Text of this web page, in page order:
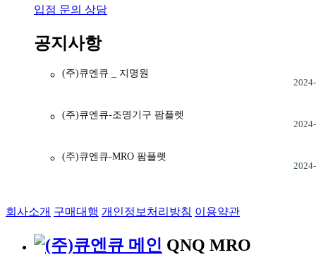
입점 문의 상담
공지사항
(주)큐엔큐 _ 지명원
(주)큐엔큐-조명기구 팜플렛
(주)큐엔큐-MRO 팜플렛
회사소개 구매대행 개인정보처리방침 이용약관
QNQ MRO